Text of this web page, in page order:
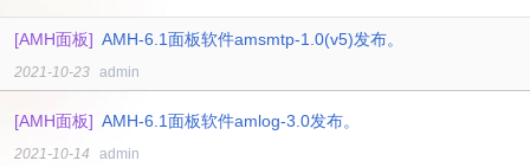
[AMH面板] AMH-6.1面板软件amsmtp-1.0(v5)发布。
2021-10-23 admin
[AMH面板] AMH-6.1面板软件amlog-3.0发布。
2021-10-14 admin